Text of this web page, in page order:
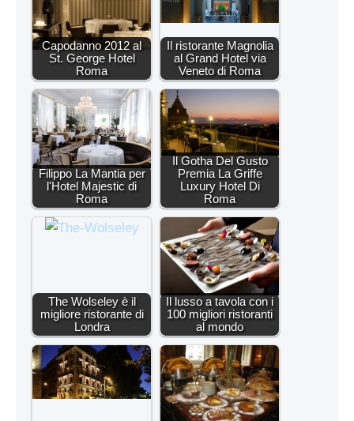
Capodanno 2012 al
St. George Hotel
Roma
Il ristorante Magnolia
al Grand Hotel via
Veneto di Roma
Filippo La Mantia per
l'Hotel Majestic di
Roma
Il Gotha Del Gusto
Premia La Griffe
Luxury Hotel Di
Roma
The Wolseley è il
migliore ristorante di
Londra
Il lusso a tavola con i
100 migliori ristoranti
al mondo